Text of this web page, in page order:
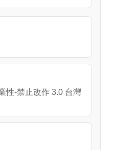
性-禁止改作 3.0 台灣